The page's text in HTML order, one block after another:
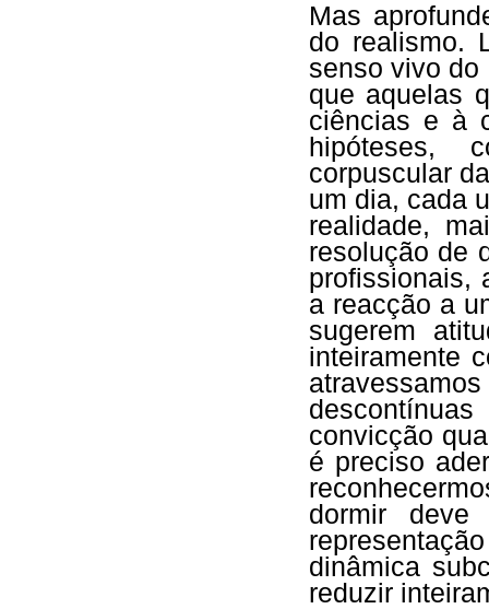
Mas
do realismo.
senso vivo do
que aquelas
ciências e à
hipóteses,
corpuscular
um dia, cada
realidade,
resolução de
profissionais,
a reacção a
sugerem
inteiramente
convicção
é preciso
dormir
dinâmica
reduzir